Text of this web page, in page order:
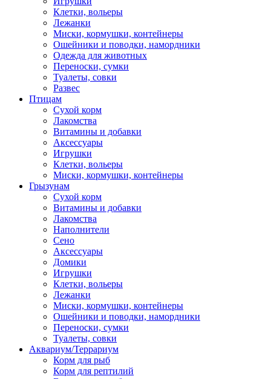
Клетки, вольеры
Лежанки
Миски, кормушки, контейнеры
Ошейники и поводки, намордники
Одежда для животных
Переноски, сумки
Туалеты, совки
Развес
Птицам
Сухой корм
Лакомства
Витамины и добавки
Аксессуары
Игрушки
Клетки, вольеры
Миски, кормушки, контейнеры
Грызунам
Сухой корм
Витамины и добавки
Лакомства
Наполнители
Сено
Аксессуары
Домики
Игрушки
Клетки, вольеры
Лежанки
Миски, кормушки, контейнеры
Ошейники и поводки, намордники
Переноски, сумки
Туалеты, совки
Аквариум/Террариум
Корм для рыб
Корм для рептилий